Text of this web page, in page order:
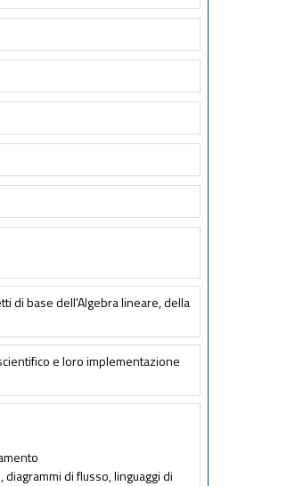
di base dell'Algebra lineare, della
e loro implementazione
di flusso, linguaggi di